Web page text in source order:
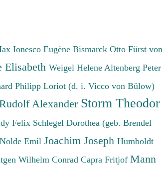
Ionesco EugèneBismarck Otto Fürst von
Elisabeth Weigel Helene Altenberg Peter
Philipp Loriot (d. i. Vicco von Bülow)
Alexander Storm Theodor
Felix Schlegel Dorothea (geb. Brendel
Nolde Emil Joachim Joseph Humboldt
Wilhelm Conrad Capra Fritjof Mann